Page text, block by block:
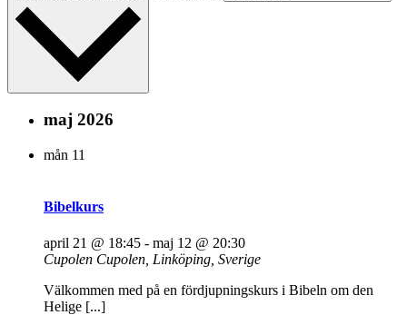
maj 2026
mån 11
Bibelkurs
april 21 @ 18:45 - maj 12 @ 20:30
Cupolen Cupolen, Linköping, Sverige
Välkommen med på en fördjupningskurs i Bibeln om den
Helige [...]